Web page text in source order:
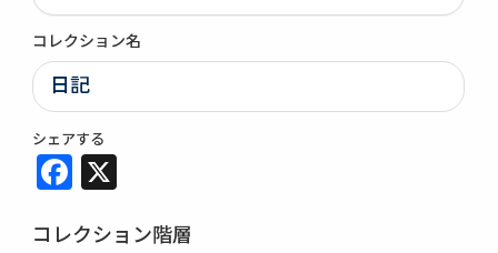
コレクション名
日記
シェアする
Facebook
コレクション階層